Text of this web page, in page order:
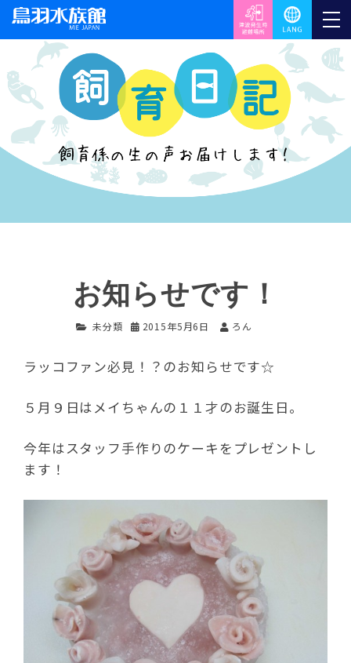
お知らせです！
未分類 2015年5月6日 ろん
ラッコファン必見！？のお知らせです☆
５月９日はメイちゃんの１１才のお誕生日。
今年はスタッフ手作りのケーキをプレゼントし
ます！